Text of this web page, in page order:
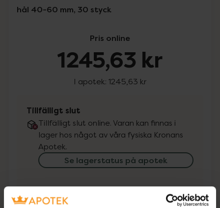
hål 40-60 mm, 30 styck
Pris online
1245,63 kr
I apotek: 1245,63 kr
Tillfälligt slut
Tillfälligt slut online. Varan kan finnas i
lager hos något av våra fysiska Kronans
Apotek.
Se lagerstatus på apotek
Få mejl när varan finns i lager online